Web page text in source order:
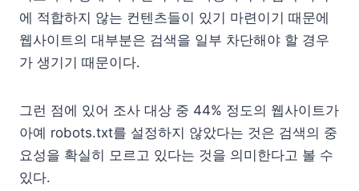
에 적합하지 않는 컨텐츠들이 있기 마련이기 때문에
웹사이트의 대부분은 검색을 일부 차단해야 할 경우
가 생기기 때문이다.
그런 점에 있어 조사 대상 중 44% 정도의 웹사이트가
아예 robots.txt를 설정하지 않았다는 것은 검색의 중
요성을 확실히 모르고 있다는 것을 의미한다고 볼 수
있다.